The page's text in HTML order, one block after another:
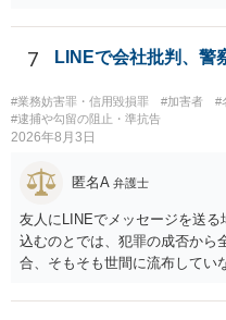
7 LINEで会社批判、警
#業務妨害罪・信用毀損罪 #加害者 #
#逮捕や勾留の阻止・準抗告
2026年8月3日
匿名A 弁護士
友人にLINEでメッセージを送
込むのとでは、犯罪の成否から
合、そもそも世間に流布してい